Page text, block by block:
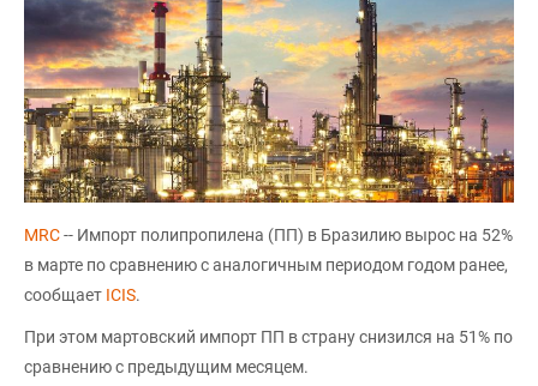
MRC-- Импорт полипропилена (ПП) в Бразилию вырос на 52%
в марте по сравнению с аналогичным периодом годом ранее,
сообщает ICIS.
При этом мартовский импорт ПП в страну снизился на 51% по
сравнению с предыдущим месяцем.